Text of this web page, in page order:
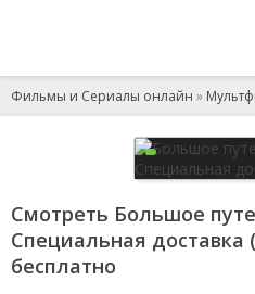
Фильмы и Сериалы онлайн »
Смотреть Большое
Специальная доставка
бесплатно